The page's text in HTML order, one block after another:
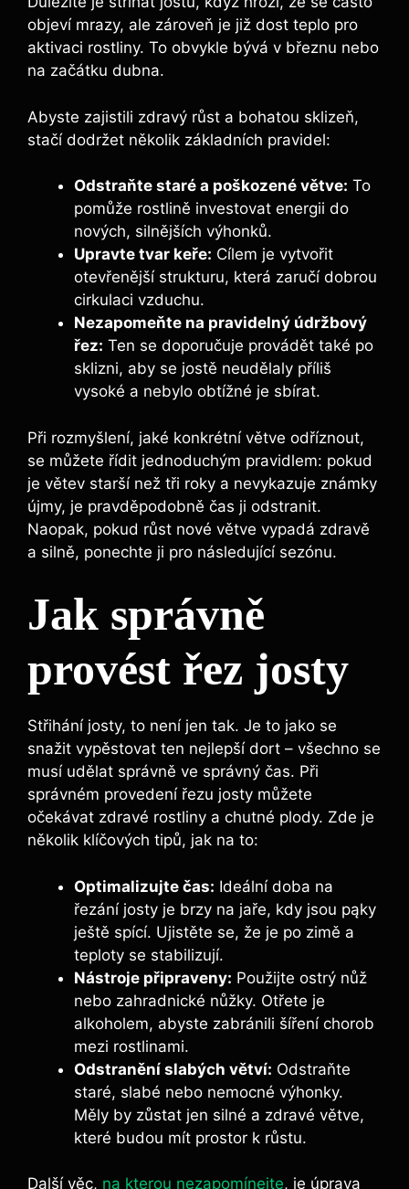
objeví⁤ mrazy, ⁢ale zároveň je již dost teplo​ pro
aktivaci rostliny. To obvykle bývá ⁤v březnu ‌nebo
na začátku ⁢dubna.
Abyste zajistili zdravý růst a bohatou sklizeň,
stačí dodržet několik základních pravidel:
Odstraňte staré⁤ a poškozené větve: To
pomůže rostlině investovat energii ⁤do
nových, silnějších výhonků.
Upravte tvar ‌keře: Cílem je vytvořit
otevřenější strukturu, která zaručí dobrou​
cirkulaci vzduchu.
Nezapomeňte na pravidelný údržbový
řez: Ten se doporučuje provádět také po
sklizni, aby se jostě neudělaly příliš
vysoké a nebylo obtížné je sbírat.
Při⁣ rozmyšlení, ​jaké konkrétní větve odříznout,
⁣se můžete řídit jednoduchým⁣ pravidlem: pokud⁢
je ‌větev starší než tři roky a⁢ nevykazuje známky
újmy, je pravděpodobně čas ji odstranit.
Naopak, pokud růst nové větve vypadá zdravě ​
a silně, ponechte ji pro následující sezónu.
Jak správně
provést řez josty
Střihání josty, to není jen ‍tak. Je to jako se
snažit vypěstovat ten nejlepší dort – všechno‌ se
musí udělat správně ve správný čas. Při
správném provedení řezu josty ​můžete
očekávat ⁣zdravé⁢ rostliny a chutné plody. Zde je
několik klíčových tipů, ⁣jak na to:
Optimalizujte čas: Ideální doba na
řezání josty ‌je brzy na jaře, kdy jsou pąky
ještě spící. Ujistěte se, že je po‌ zimě‍ a
teploty se‍ stabilizují.
Nástroje připraveny: Použijte⁤ ostrý nůž
nebo zahradnické nůžky. Otřete je
alkoholem, abyste zabránili šíření​ chorob
mezi rostlinami.
Odstranění slabých větví: Odstraňte
⁣staré, slabé nebo nemocné výhonky.
Měly by zůstat jen silné a zdravé větve,
které budou mít prostor ⁤k růstu.
Další věc, na kterou nezapomínejte, je úprava